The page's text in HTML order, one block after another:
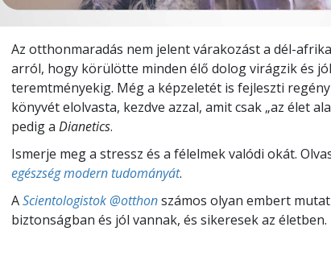
Az otthonmaradás nem jelent várakozást a dél-
arról, hogy körülötte minden élő dolog virágzik és
teremtményekig. Még a képzeletét is fejleszti
könyvét elolvasta, kezdve azzal, amit csak „az élet
pedig a Dianetics.
Ismerje meg a stressz és a félelmek valódi okát.
egészség modern tudományát.
AScientologistok @otthonszámos olyan embert
biztonságban és jól vannak, és sikeresek az életben.